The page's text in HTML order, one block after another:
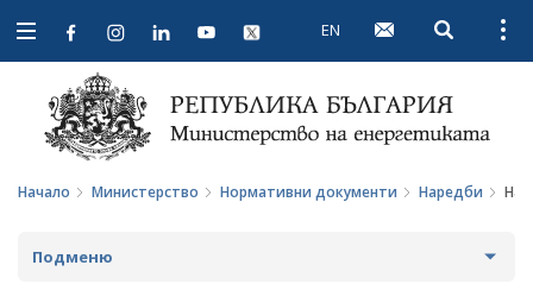
Open
navigation
EN Open
Начало Министерство Нормативни документи Наредби
Подменю